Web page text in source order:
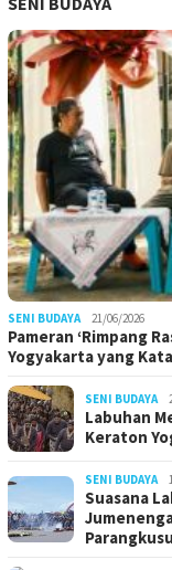
SENI BUDAYA 21/06/2026
Pameran ‘Rimpang
Yogyakarta yang
SENI BUDAYA
Labuhan
Keraton
SENI BUDAYA
Suasana